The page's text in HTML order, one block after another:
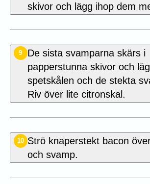
skivor och lägg ihop dem
9
De sista svamparna skärs i
papperstunna skivor och
spetskålen och de stekta
Riv över lite citronskal.
10 Strö knaperstekt bacon
och svamp.